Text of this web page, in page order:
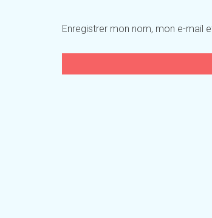
Enregistrer mon nom, mon e-mail